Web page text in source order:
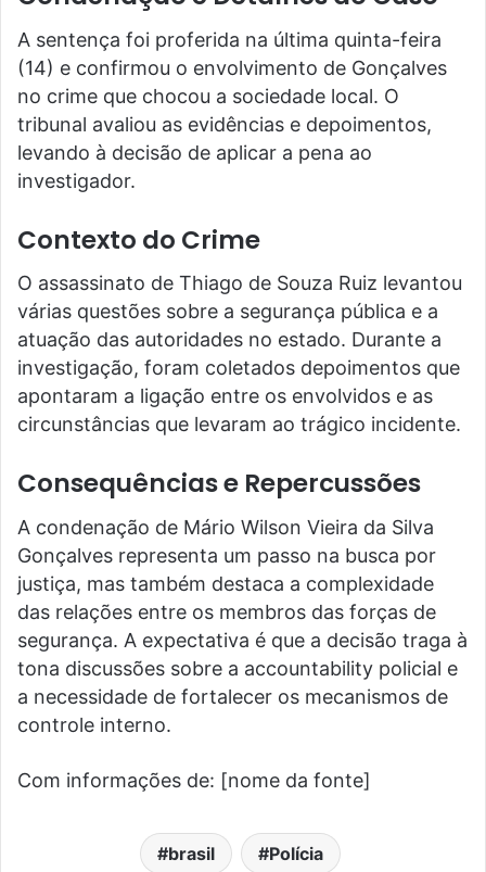
A sentença foi proferida na última quinta-feira
(14) e confirmou o envolvimento de Gonçalves
no crime que chocou a sociedade local. O
tribunal avaliou as evidências e depoimentos,
levando à decisão de aplicar a pena ao
investigador.
Contexto do Crime
O assassinato de Thiago de Souza Ruiz levantou
várias questões sobre a segurança pública e a
atuação das autoridades no estado. Durante a
investigação, foram coletados depoimentos que
apontaram a ligação entre os envolvidos e as
circunstâncias que levaram ao trágico incidente.
Consequências e Repercussões
A condenação de Mário Wilson Vieira da Silva
Gonçalves representa um passo na busca por
justiça, mas também destaca a complexidade
das relações entre os membros das forças de
segurança. A expectativa é que a decisão traga à
tona discussões sobre a accountability policial e
a necessidade de fortalecer os mecanismos de
controle interno.
Com informações de: [nome da fonte]
brasil Polícia